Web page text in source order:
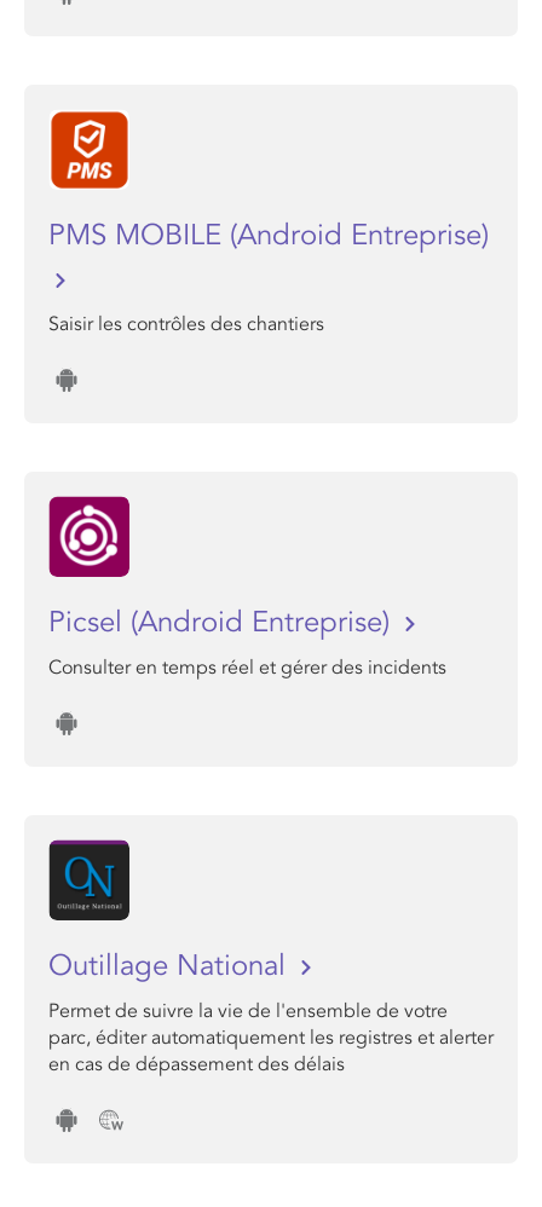
PMS MOBILE (Android Entreprise)
Saisir les contrôles des chantiers
Picsel (Android Entreprise)
Consulter en temps réel et gérer des incidents
Outillage National
Permet de suivre la vie de l'ensemble de votre
parc, éditer automatiquement les registres et alerter
en cas de dépassement des délais